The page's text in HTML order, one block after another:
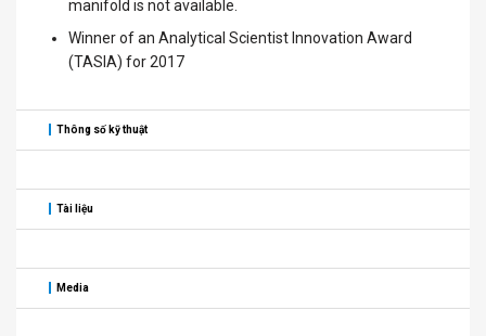
manifold is not available.
Winner of an Analytical Scientist Innovation Award
(TASIA) for 2017
Thông số kỹ thuật
Tài liệu
Media